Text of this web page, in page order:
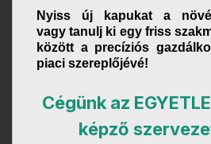
Nyiss új kapukat a
vagy tanulj ki egy friss
között a precíziós
piaci szereplőjévé!
Cégünk az
képző